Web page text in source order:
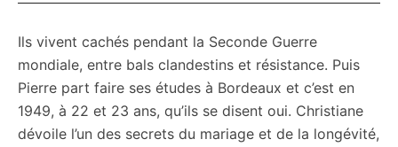
Ils vivent cachés pendant la Seconde Guerre
mondiale, entre bals clandestins et résistance. Puis
Pierre part faire ses études à Bordeaux et c’est en
1949, à 22 et 23 ans, qu’ils se disent oui. Christiane
dévoile l’un des secrets du mariage et de la longévité,